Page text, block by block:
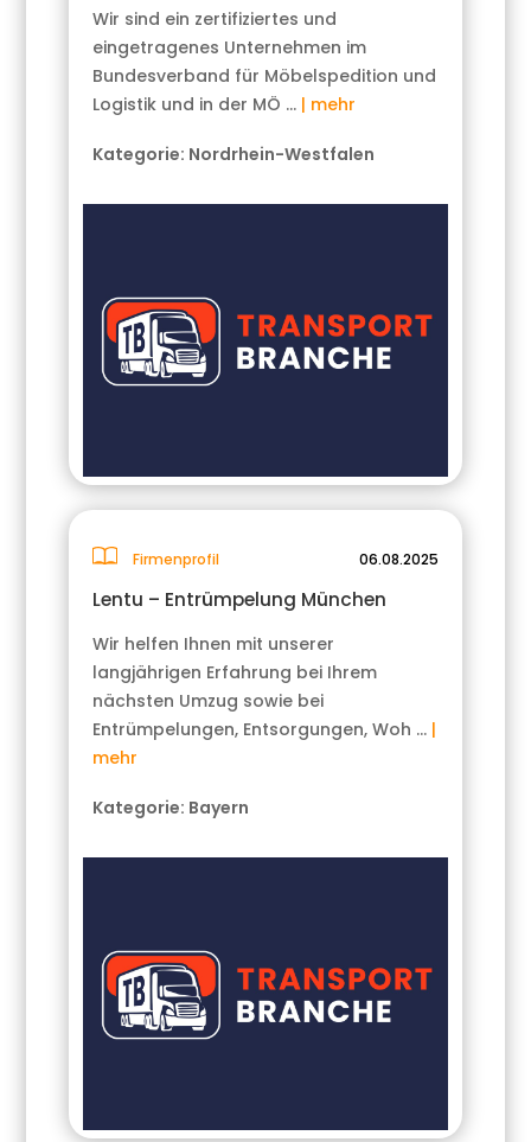
Wir sind ein zertifiziertes und
eingetragenes Unternehmen im
Bundesverband für Möbelspedition und
Logistik und in der MÖ … | mehr
Kategorie: Nordrhein-Westfalen
Firmenprofil 06.08.2025
Lentu – Entrümpelung München
Wir helfen Ihnen mit unserer
langjährigen Erfahrung bei Ihrem
nächsten Umzug sowie bei
Entrümpelungen, Entsorgungen, Woh … |
mehr
Kategorie: Bayern